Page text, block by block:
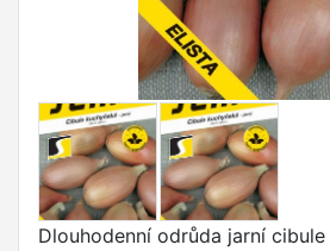
Dlouhodenní odrůda jarní